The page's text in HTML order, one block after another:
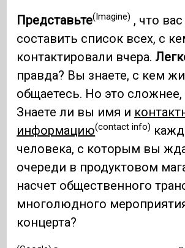
Представьте(Imagine) , что
составить список всех, с
контактировали вчера.
правда? Вы знаете, с кем
общаетесь. Но это сложнее,
Знаете ли вы имя и
информацию(contact info)
человека, с которым вы
очереди в продуктовом
насчет общественного
многолюдного
концерта?